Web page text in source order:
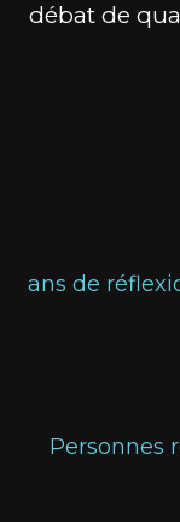
débat de
ans de
Personnes